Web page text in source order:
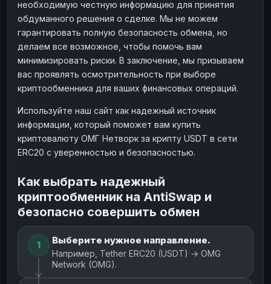
необходимую честную информацию для принятия
обдуманного решения о сделке. Мы не можем
гарантировать полную безопасность обмена, но
делаем все возможное, чтобы помочь вам
минимизировать риски. В заключение, мы призываем
вас проявлять осмотрительность при выборе
криптообменника для ваших финансовых операций.
Используйте наш сайт как надежный источник
информации, который поможет вам купить
криптовалюту ОМГ Нетворк за крипту USDT в сети
ERC20 с уверенностью и безопасностью.
Как выбрать надежный
криптообменник на AntiSwap и
безопасно совершить обмен
1 Выберите нужное направление.
Например, Tether ERC20 (USDT) → OMG
Network (OMG).